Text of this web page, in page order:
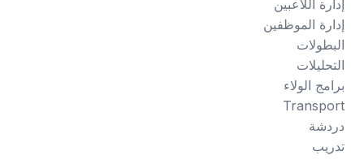
إدارة اللاعبين
إدارة الموظفين
البطولات
التحليلات
برامج الولاء
Transport
دردشة
تدريب